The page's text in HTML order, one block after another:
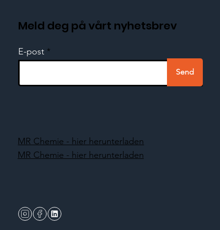
Meld deg på vårt nyhetsbrev
E-post
Send
MR Chemie - hier herunterladen
MR Chemie - hier herunterladen